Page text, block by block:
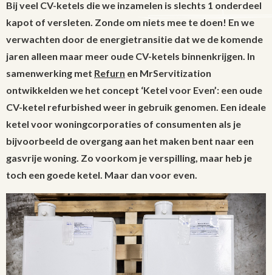
Bij veel CV-ketels die we inzamelen is slechts 1 onderdeel
kapot of versleten. Zonde om niets mee te doen! En we
verwachten door de energietransitie dat we de komende
jaren alleen maar meer oude CV-ketels binnenkrijgen. In
samenwerking met Refurn en MrServitization
ontwikkelden we het concept ‘Ketel voor Even’: een oude
CV-ketel refurbished weer in gebruik genomen. Een ideale
ketel voor woningcorporaties of consumenten als je
bijvoorbeeld de overgang aan het maken bent naar een
gasvrije woning. Zo voorkom je verspilling, maar heb je
toch een goede ketel. Maar dan voor even.